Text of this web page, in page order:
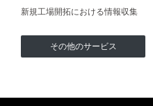
新規工場開拓における情報収集
その他のサービス